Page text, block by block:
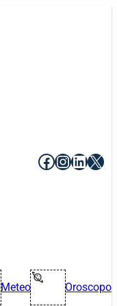
Facebook
X
Meteo Oroscopo